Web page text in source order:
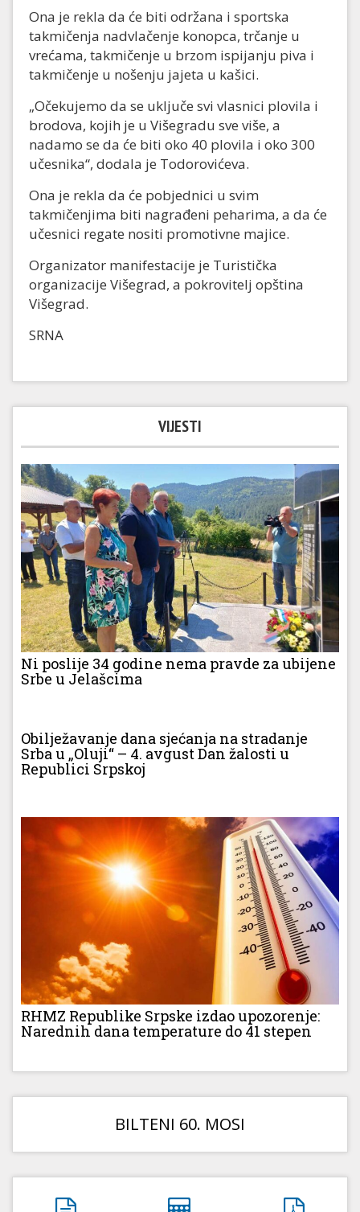
Ona je rekla da će biti održana i sportska
takmičenja nadvlačenje konopca, trčanje u
vrećama, takmičenje u brzom ispijanju piva i
takmičenje u nošenju jajeta u kašici.
„Očekujemo da se uključe svi vlasnici plovila i
brodova, kojih je u Višegradu sve više, a
nadamo se da će biti oko 40 plovila i oko 300
učesnika“, dodala je Todorovićeva.
Ona je rekla da će pobjednici u svim
takmičenjima biti nagrađeni peharima, a da će
učesnici regate nositi promotivne majice.
Organizator manifestacije je Turistička
organizacije Višegrad, a pokrovitelj opština
Višegrad.
SRNA
VIJESTI
Ni poslije 34 godine nema pravde za ubijene
Srbe u Jelašcima
Obilježavanje dana sjećanja na stradanje
Srba u „Oluji“ – 4. avgust Dan žalosti u
Republici Srpskoj
RHMZ Republike Srpske izdao upozorenje:
Narednih dana temperature do 41 stepen
BILTENI 60. MOSI